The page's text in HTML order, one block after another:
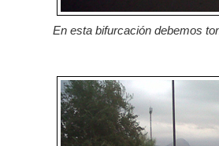
En esta bifurcación debemos